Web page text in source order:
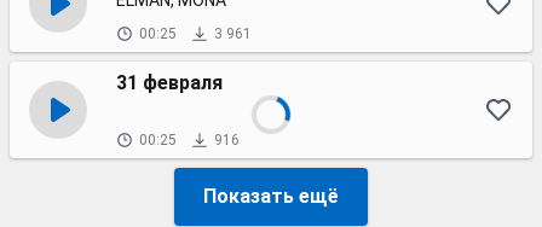
00:25 3 961
31 февраля
00:25 916
Показать ещё